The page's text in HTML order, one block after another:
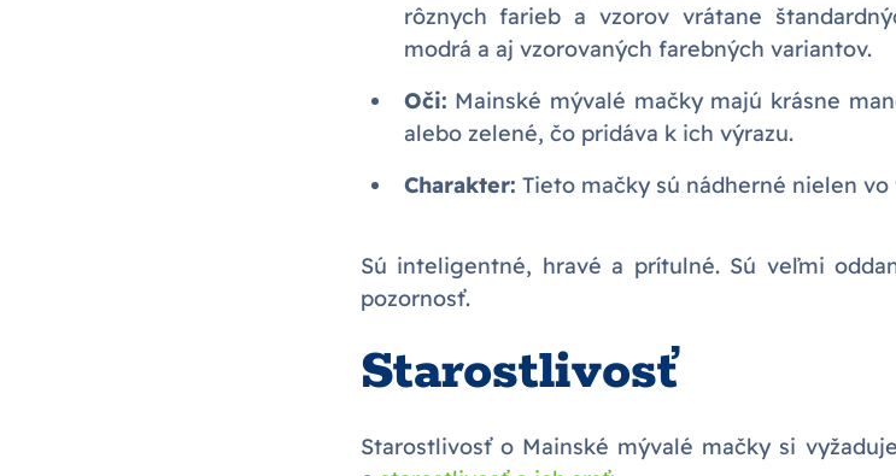
rôznych farieb a vzorov vrátane
modrá a aj vzorovaných farebných variantov.
Oči: Mainské mývalé mačky majú krásne
alebo zelené, čo pridáva k ich výrazu.
Charakter: Tieto mačky sú nádherné nielen
Sú inteligentné, hravé a prítulné. Sú veľmi
pozornosť.
Starostlivosť
Starostlivosť o Mainské mývalé mačky si